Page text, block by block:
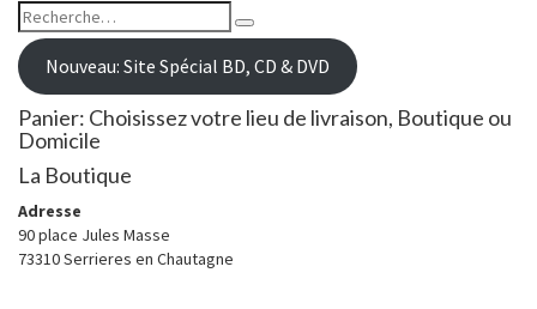
Rechercher :
Recherche
Nouveau: Site Spécial BD, CD & DVD
Panier: Choisissez votre lieu de livraison, Boutique ou
Domicile
La Boutique
Adresse
90 place Jules Masse
73310 Serrieres en Chautagne